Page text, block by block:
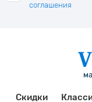
соглашения
Скидки